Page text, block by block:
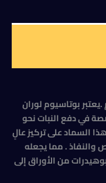
لوران 42% علبه 500جرام .يعتبر بوتاسيوم لوران
في دفع النبات نحو
السماد على تركيز عالٍ
. مما يجعله
من الأوراق إلى